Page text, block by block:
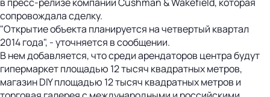
сопровождала сделку.
"Открытие объекта планируется на четвертый квартал
2014 года", - уточняется в сообщении.
В нем добавляется, что среди арендаторов центра будут
гипермаркет площадью 12 тысяч квадратных метров,
магазин DIY площадью 12 тысяч квадратных метров и